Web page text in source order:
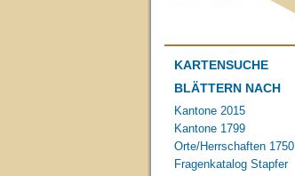
KARTENSUCHE
BLÄTTERN NACH
Kantone 2015
Kantone 1799
Orte/Herrschaften 1750
Fragenkatalog Stapfer